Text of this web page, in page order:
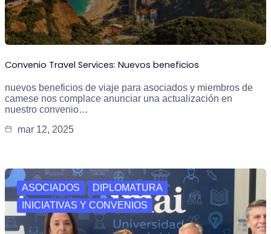
Convenio Travel Services: Nuevos beneficios
nuevos beneficios de viaje para asociados y miembros de
camese nos complace anunciar una actualización en
nuestro convenio…
mar 12, 2025
ASOCIADOS
DIPLOMATURA
INICIATIVAS Y CONVENIOS